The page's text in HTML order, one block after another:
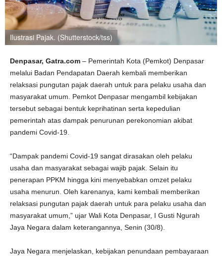
Ilustrasi Pajak. (Shutterstock/tss)
Denpasar, Gatra.com – Pemerintah Kota (Pemkot) Denpasar
melalui Badan Pendapatan Daerah kembali memberikan
relaksasi pungutan pajak daerah untuk para pelaku usaha dan
masyarakat umum. Pemkot Denpasar mengambil kebijakan
tersebut sebagai bentuk keprihatinan serta kepedulian
pemerintah atas dampak penurunan perekonomian akibat
pandemi Covid-19.
“Dampak pandemi Covid-19 sangat dirasakan oleh pelaku
usaha dan masyarakat sebagai wajib pajak. Selain itu
penerapan PPKM hingga kini menyebabkan omzet pelaku
usaha menurun. Oleh karenanya, kami kembali memberikan
relaksasi pungutan pajak daerah untuk para pelaku usaha dan
masyarakat umum,” ujar Wali Kota Denpasar, I Gusti Ngurah
Jaya Negara dalam keterangannya, Senin (30/8).
Jaya Negara menjelaskan, kebijakan penundaan pembayaraan